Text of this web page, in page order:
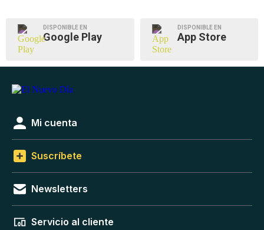
DISPONIBLE EN
Google Play
DISPONIBLE EN
App Store
Mi cuenta
Suscríbete
Newsletters
Servicio al cliente